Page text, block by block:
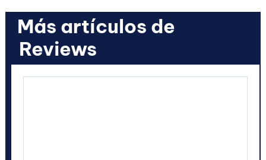
Más artículos de
Reviews